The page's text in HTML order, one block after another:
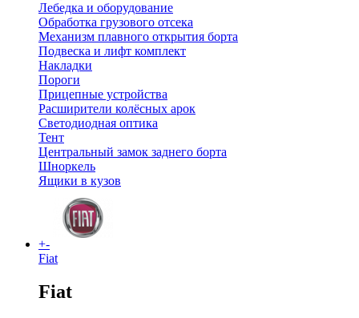
Лебедка и оборудование
Обработка грузового отсека
Механизм плавного открытия борта
Подвеска и лифт комплект
Накладки
Пороги
Прицепные устройства
Расширители колёсных арок
Светодиодная оптика
Тент
Центральный замок заднего борта
Шноркель
Ящики в кузов
+-
Fiat
Fiat